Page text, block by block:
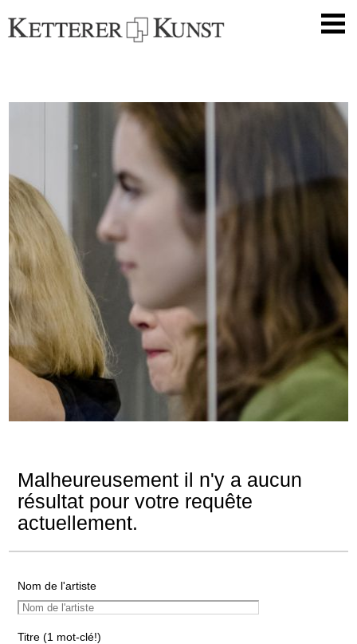
Malheureusement il n'y a aucun
résultat pour votre requête
actuellement.
Nom de l'artiste
Titre (1 mot-clé!)